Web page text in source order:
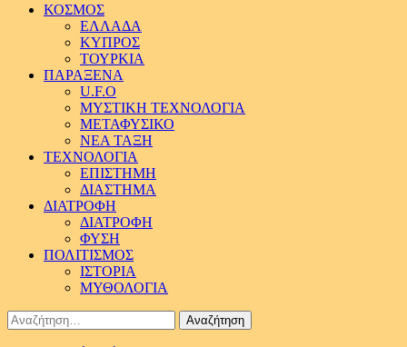
ΚΟΣΜΟΣ
ΕΛΛΑΔΑ
ΚΥΠΡΟΣ
ΤΟΥΡΚΙΑ
ΠΑΡΑΞΕΝΑ
U.F.O
ΜΥΣΤΙΚΗ ΤΕΧΝΟΛΟΓΙΑ
ΜΕΤΑΦΥΣΙΚΟ
ΝΕΑ ΤΑΞΗ
ΤΕΧΝΟΛΟΓΙΑ
ΕΠΙΣΤΗΜΗ
ΔΙΑΣΤΗΜΑ
ΔΙΑΤΡΟΦΗ
ΔΙΑΤΡΟΦΗ
ΦΥΣΗ
ΠΟΛΙΤΙΣΜΟΣ
ΙΣΤΟΡΙΑ
ΜΥΘΟΛΟΓΙΑ
Αναζήτηση
για: